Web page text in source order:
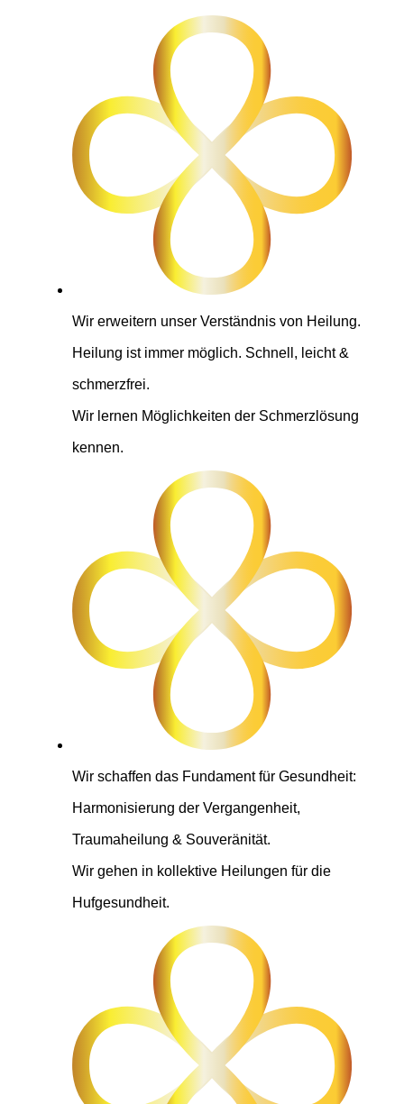
Wir erweitern unser Verständnis von Heilung.
Heilung ist immer möglich. Schnell, leicht &
schmerzfrei.
Wir lernen Möglichkeiten der Schmerzlösung
kennen.
Wir schaffen das Fundament für Gesundheit:
Harmonisierung der Vergangenheit,
Traumaheilung & Souveränität.
Wir gehen in kollektive Heilungen für die
Hufgesundheit.